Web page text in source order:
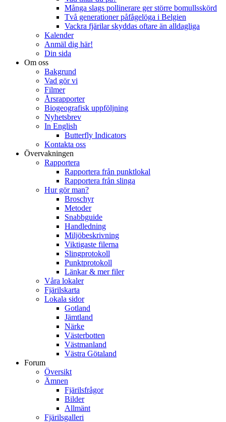
Många slags pollinerare ger större bomullsskörd
Två generationer påfågelöga i Belgien
Vackra fjärilar skyddas oftare än alldagliga
Kalender
Anmäl dig här!
Din sida
Om oss
Bakgrund
Vad gör vi
Filmer
Årsrapporter
Biogeografisk uppföljning
Nyhetsbrev
In English
Butterfly Indicators
Kontakta oss
Övervakningen
Rapportera
Rapportera från punktlokal
Rapportera från slinga
Hur gör man?
Broschyr
Metoder
Snabbguide
Handledning
Miljöbeskrivning
Viktigaste filerna
Slingprotokoll
Punktprotokoll
Länkar & mer filer
Våra lokaler
Fjärilskarta
Lokala sidor
Gotland
Jämtland
Närke
Västerbotten
Västmanland
Västra Götaland
Forum
Översikt
Ämnen
Fjärilsfrågor
Bilder
Allmänt
Fjärilsgalleri